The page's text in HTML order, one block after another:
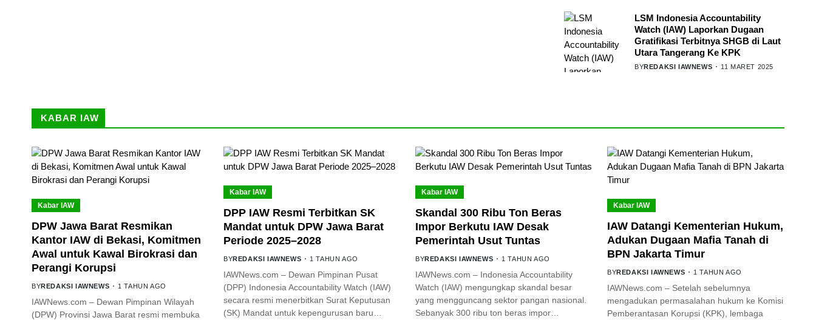
LSM Indonesia Accountability
Watch (IAW) Laporkan Dugaan
Gratifikasi Terbitnya SHGB di Laut
Utara Tangerang Ke KPK
BYREDAKSI IAWNEWS 11 MARET 2025
KABAR IAW
Kabar IAW
DPW Jawa Barat Resmikan
Kantor IAW di Bekasi, Komitmen
Awal untuk Kawal Birokrasi dan
Perangi Korupsi
BYREDAKSI IAWNEWS 1 TAHUN AGO
IAWNews.com – Dewan Pimpinan Wilayah
(DPW) Provinsi Jawa Barat resmi membuka
Kabar IAW
DPP IAW Resmi Terbitkan SK
Mandat untuk DPW Jawa Barat
Periode 2025–2028
BYREDAKSI IAWNEWS 1 TAHUN AGO
IAWNews.com – Dewan Pimpinan Pusat
(DPP) Indonesia Accountability Watch (IAW)
secara resmi menerbitkan Surat Keputusan
(SK) Mandat untuk kepengurusan baru…
Kabar IAW
Skandal 300 Ribu Ton Beras
Impor Berkutu IAW Desak
Pemerintah Usut Tuntas
BYREDAKSI IAWNEWS 1 TAHUN AGO
IAWNews.com – Indonesia Accountability
Watch (IAW) mengungkap skandal besar
yang mengguncang sektor pangan nasional.
Sebanyak 300 ribu ton beras impor…
Kabar IAW
IAW Datangi Kementerian Hukum,
Adukan Dugaan Mafia Tanah di
BPN Jakarta Timur
BYREDAKSI IAWNEWS 1 TAHUN AGO
IAWNews.com – Setelah sebelumnya
mengadukan permasalahan hukum ke Komisi
Pemberantasan Korupsi (KPK), lembaga